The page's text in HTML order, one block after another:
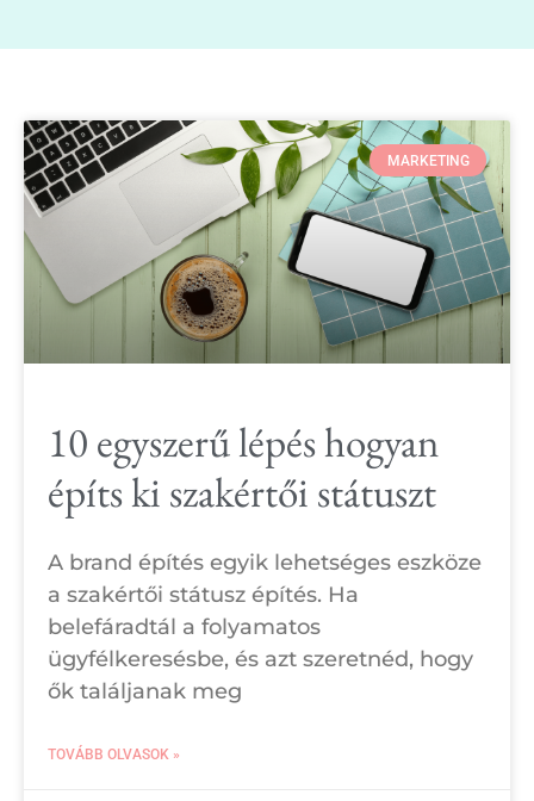
MARKETING
10 egyszerű lépés hogyan
építs ki szakértői státuszt
A brand építés egyik lehetséges eszköze
a szakértői státusz építés. Ha
belefáradtál a folyamatos
ügyfélkeresésbe, és azt szeretnéd, hogy
ők találjanak meg
TOVÁBB OLVASOK »